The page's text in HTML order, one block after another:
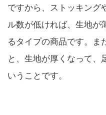
ですから、ストッキング
ル数が低ければ、生地が
るタイプの商品です。ま
と、生地が厚くなって、
いうことです。